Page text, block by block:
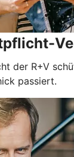
der R+V
passiert.